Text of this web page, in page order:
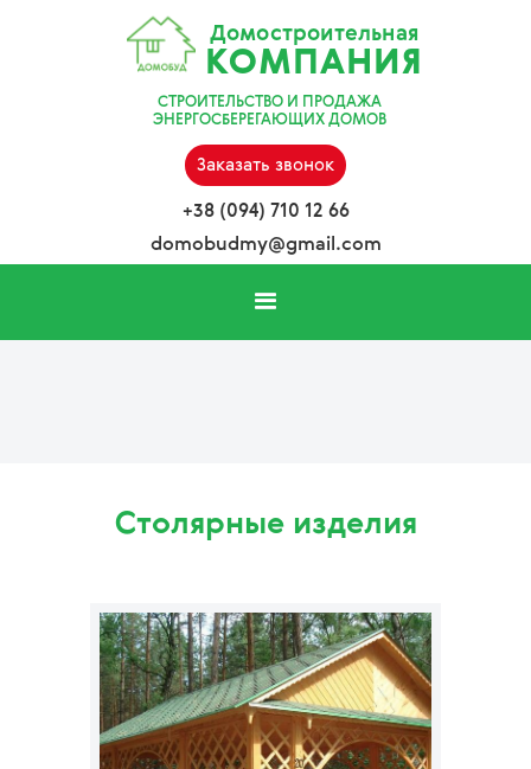
Домостроительная
КОМПАНИЯ
СТРОИТЕЛЬСТВО И ПРОДАЖА
ЭНЕРГОСБЕРЕГАЮЩИХ ДОМОВ
Заказать звонок
+38 (094) 710 12 66
domobudmy@gmail.com
Столярные изделия